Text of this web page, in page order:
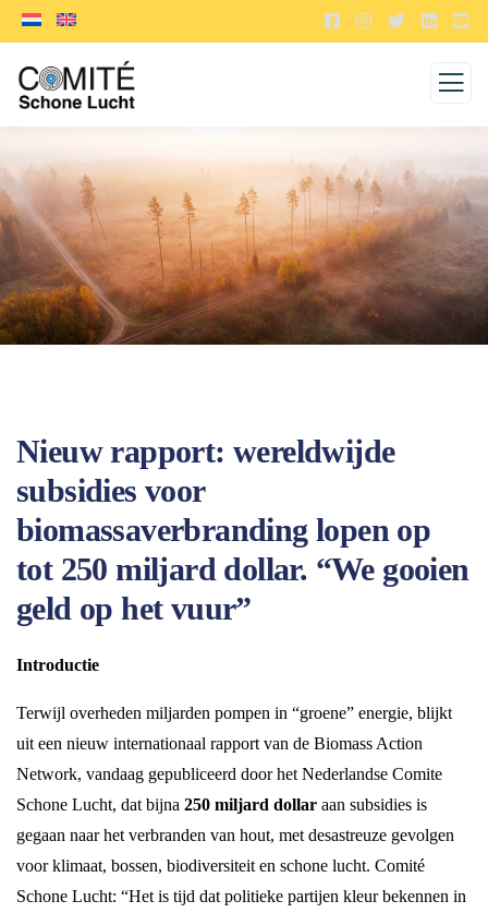
Nieuw rapport: wereldwijde
subsidies voor
biomassaverbranding lopen op
tot 250 miljard dollar. “We gooien
geld op het vuur”
Introductie
Terwijl overheden miljarden pompen in “groene” energie, blijkt
uit een nieuw internationaal rapport van de Biomass Action
Network, vandaag gepubliceerd door het Nederlandse Comite
Schone Lucht, dat bijna 250 miljard dollar aan subsidies is
gegaan naar het verbranden van hout, met desastreuze gevolgen
voor klimaat, bossen, biodiversiteit en schone lucht. Comité
Schone Lucht: “Het is tijd dat politieke partijen kleur bekennen in